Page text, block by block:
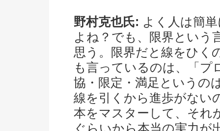
野村克也氏: よく人は簡
よね？でも、限界という
思う。限界だと線をひく
も言っているのは、「プ
協・限定・満足というの
線を引くから進歩がない
本をマスターして、それ
ぐらいから本当の実力が